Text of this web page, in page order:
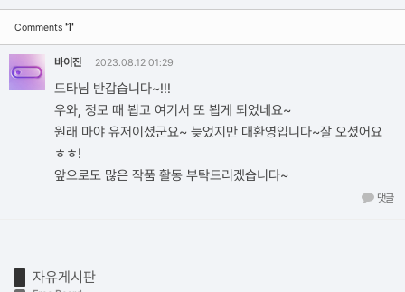
Comments '1'
바이진 2023.08.12 01:29
드타님 반갑습니다~!!!
우와, 정모 때 뵙고 여기서 또 뵙게 되었네요~
원래 마야 유저이셨군요~ 늦었지만 대환영입니다~잘 오셨어요
ㅎㅎ!
앞으로도 많은 작품 활동 부탁드리겠습니다~
댓글
자유게시판